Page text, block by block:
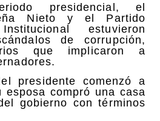
presidencial, el
Nieto y el Partido
estuvieron
de corrupción,
que implicaron a
presidente comenzó a
esposa compró una casa
gobierno con términos